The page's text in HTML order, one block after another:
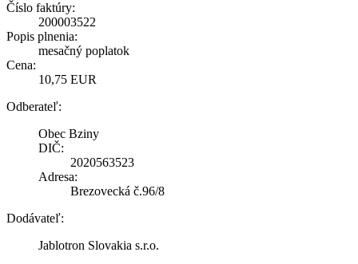
Číslo faktúry:
200003522
Popis plnenia:
mesačný poplatok
Cena:
10,75 EUR
Odberateľ:
Obec Bziny
DIČ:
2020563523
Adresa:
Brezovecká č.96/8
Dodávateľ:
Jablotron Slovakia s.r.o.